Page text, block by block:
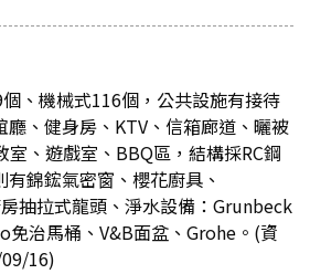
、機械式116個，公共設施有接待
廳、健身房、KTV、信箱廊道、曬被
、遊戲室、BBQ區，結構採RC鋼
錦鋐氣密窗、櫻花廚具、
抽拉式龍頭、淨水設備：Grunbeck
治馬桶、V&B面盆、Grohe。(資
16)